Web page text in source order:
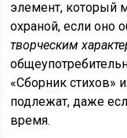
элемент, который
охраной, если оно
творческим
«Сборник стихов»
подлежат, даже
время.